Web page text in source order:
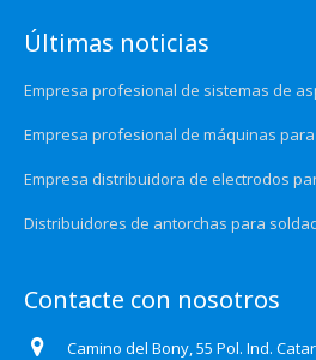
Últimas noticias
Empresa profesional de sistemas de
Empresa profesional de máquinas
Empresa distribuidora de electrodos
Distribuidores de antorchas para
Contacte con nosotros
Camino del Bony, 55 Pol. Ind.